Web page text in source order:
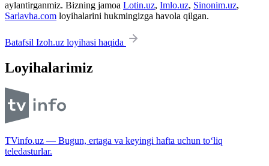
aylantirganmiz. Bizning jamoa Lotin.uz, Imlo.uz, Sinonim.uz,
Sarlavha.com loyihalarini hukmingizga havola qilgan.
Batafsil Izoh.uz loyihasi haqida
Loyihalarimiz
TVinfo.uz — Bugun, ertaga va keyingi hafta uchun to‘liq
teledasturlar.